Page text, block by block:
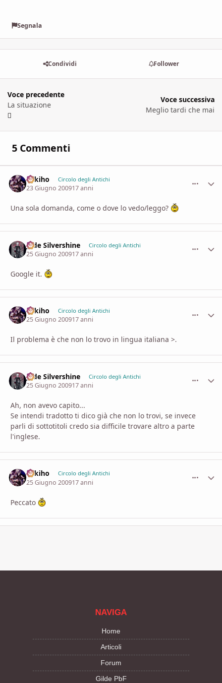
Segnala
Condividi Follower
Voce precedente
La situazione
Voce successiva
Meglio tardi che mai
5 Commenti
Sekiho Circolo degli Antichi
23 Giugno 200917 anni
Una sola domanda, come o dove lo vedo/leggo?
Jade Silvershine Circolo degli Antichi
25 Giugno 200917 anni
Google it.
Sekiho Circolo degli Antichi
25 Giugno 200917 anni
Il problema è che non lo trovo in lingua italiana >.
Jade Silvershine Circolo degli Antichi
25 Giugno 200917 anni
Ah, non avevo capito...
Se intendi tradotto ti dico già che non lo trovi, se invece
parli di sottotitoli credo sia difficile trovare altro a parte
l'inglese.
Sekiho Circolo degli Antichi
25 Giugno 200917 anni
Peccato
NAVIGA
Home
Articoli
Forum
Gilde PbF